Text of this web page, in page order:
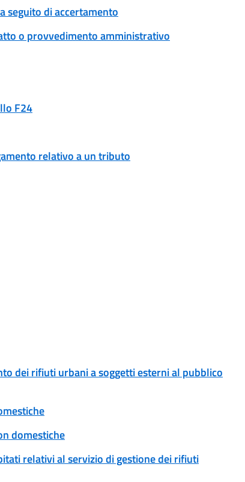
seguito di accertamento
o provvedimento amministrativo
F24
relativo a un tributo
dei rifiuti urbani a soggetti esterni al pubblico
domestiche
relativi al servizio di gestione dei rifiuti